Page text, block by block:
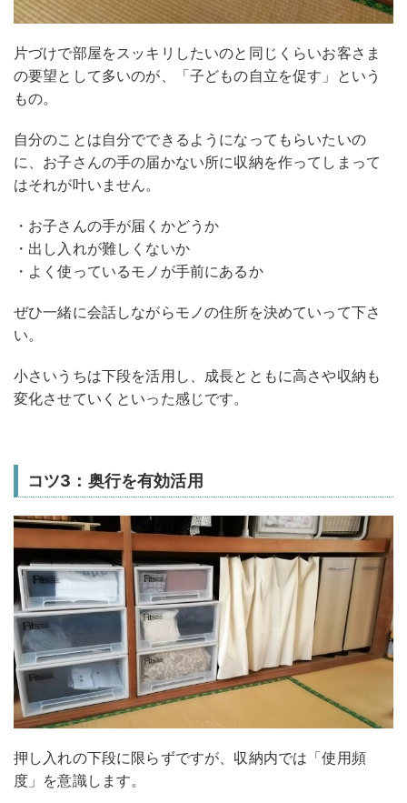
片づけで部屋をスッキリしたいのと同じくらいお客さま
の要望として多いのが、「子どもの自立を促す」という
もの。
自分のことは自分でできるようになってもらいたいの
に、お子さんの手の届かない所に収納を作ってしまって
はそれが叶いません。
・お子さんの手が届くかどうか
・出し入れが難しくないか
・よく使っているモノが手前にあるか
ぜひ一緒に会話しながらモノの住所を決めていって下さ
い。
小さいうちは下段を活用し、成長とともに高さや収納も
変化させていくといった感じです。
コツ3：奥行を有効活用
押し入れの下段に限らずですが、収納内では「使用頻
度」を意識します。